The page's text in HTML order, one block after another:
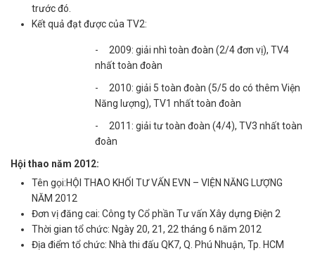
trước đó.
Kết quả đạt được của TV2:
- 2009: giải nhì toàn đoàn (2/4 đơn vị), TV4
nhất toàn đoàn
- 2010: giải 5 toàn đoàn (5/5 do có thêm Viện
Năng lượng), TV1 nhất toàn đoàn
- 2011: giải tư toàn đoàn (4/4), TV3 nhất toàn
đoàn
Hội thao năm 2012:
Tên gọi:HỘI THAO KHỐI TƯ VẤN EVN – VIỆN NĂNG LƯỢNG
NĂM 2012
Đơn vị đăng cai: Công ty Cổ phần Tư vấn Xây dựng Điện 2
Thời gian tổ chức: Ngày 20, 21, 22 tháng 6 năm 2012
Địa điểm tổ chức: Nhà thi đấu QK7, Q. Phú Nhuận, Tp. HCM